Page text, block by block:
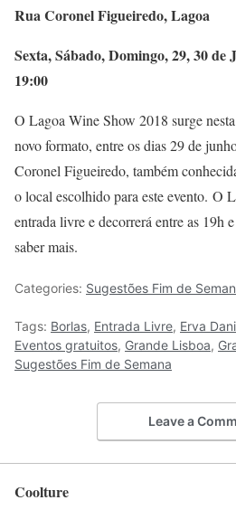
Rua Coronel Figueiredo, Lagoa
Sexta, Sábado, Domingo, 29, 30 de
19:00
O Lagoa Wine Show 2018 surge
novo formato, entre os dias 29 de
Coronel Figueiredo, também
o local escolhido para este evento. O
entrada livre e decorrerá entre as 19h
saber mais.
Categories: Sugestões Fim de
Tags: Borlas, Entrada Livre, Erva
Eventos gratuitos, Grande Lisboa,
Sugestões Fim de Semana
Leave a
Coolture